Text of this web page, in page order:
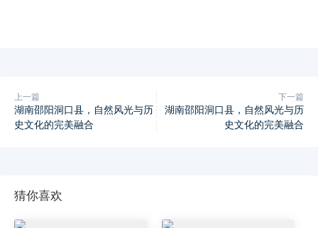
上一篇
湖南邵阳洞口县，自然风光与历
史文化的完美融合
下一篇
湖南邵阳洞口县，自然风光与历
史文化的完美融合
猜你喜欢